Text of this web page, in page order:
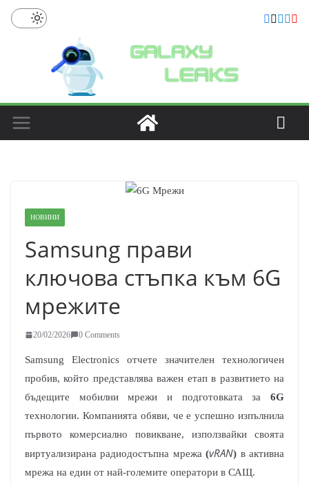
Skip
НОВИНИ
Samsung прави
ключова стъпка към 6G
мрежите
20/02/2026 0 Comments
Samsung Electronics отчете значителен технологичен
пробив, който представлява важен етап в развитието на
бъдещите мобилни мрежи и подготовката за 6G
технологии. Компанията обяви, че е успешно изпълнила
първото комерсиално повикване, използвайки своята
виртуализирана радиодостъпна мрежа (vRAN) в активна
мрежа на един от най-големите оператори в САЩ.